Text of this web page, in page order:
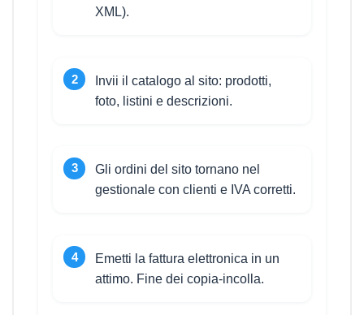
XML).
Invii il catalogo al sito: prodotti,
foto, listini e descrizioni.
Gli ordini del sito tornano nel
gestionale con clienti e IVA corretti.
Emetti la fattura elettronica in un
attimo. Fine dei copia-incolla.